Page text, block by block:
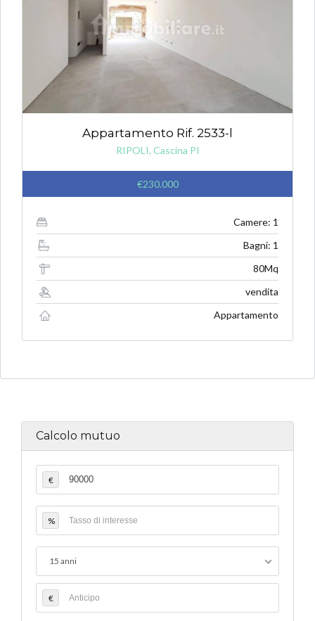
Appartamento Rif. 2533-l
RIPOLI, Cascina PI
€230.000
Camere: 1
Bagni: 1
80Mq
vendita
Appartamento
Calcolo mutuo
€
%
15 anni
€